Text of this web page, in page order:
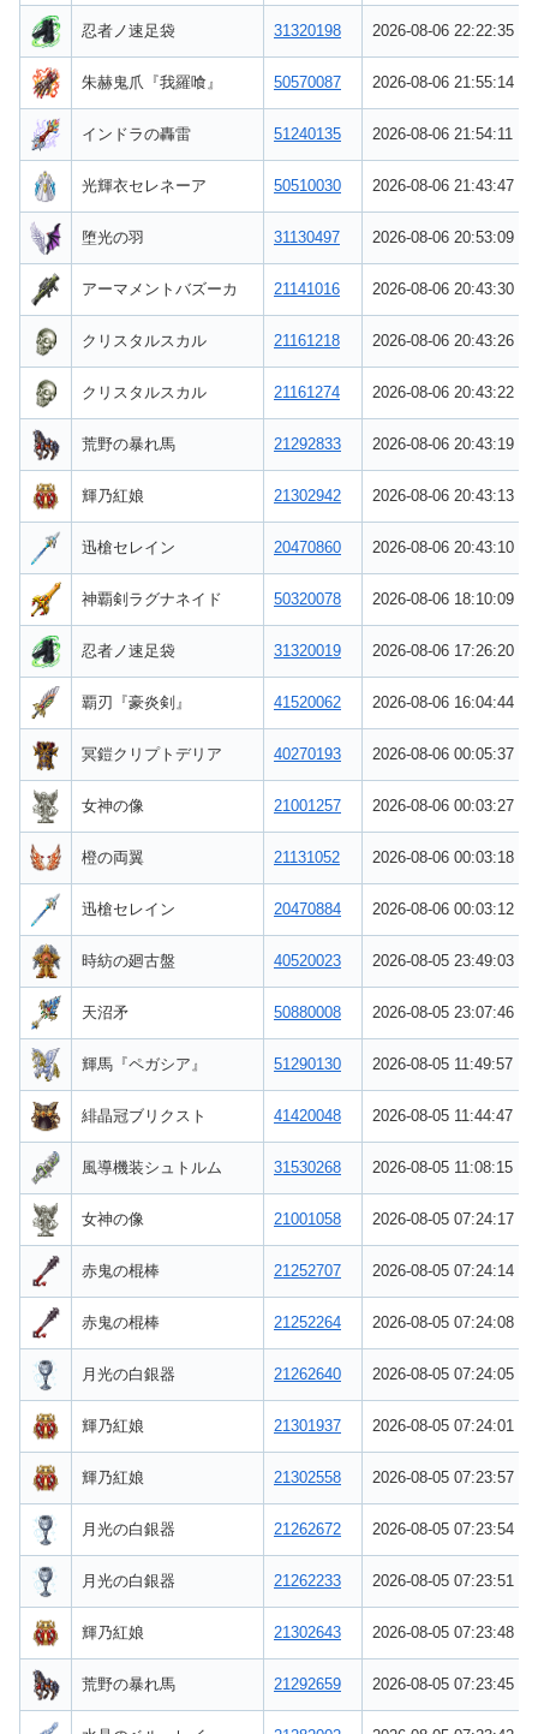
忍者ノ速足袋 31320198 2026-08-06 22:22:35
朱赫鬼爪『我羅喰』 50570087 2026-08-06 21:55:14
インドラの轟雷 51240135 2026-08-06 21:54:11
光輝衣セレネーア 50510030 2026-08-06 21:43:47
堕光の羽 31130497 2026-08-06 20:53:09
アーマメントバズーカ 21141016 2026-08-06 20:43:30
クリスタルスカル 21161218 2026-08-06 20:43:26
クリスタルスカル 21161274 2026-08-06 20:43:22
荒野の暴れ馬 21292833 2026-08-06 20:43:19
輝乃紅娘 21302942 2026-08-06 20:43:13
迅槍セレイン 20470860 2026-08-06 20:43:10
神覇剣ラグナネイド 50320078 2026-08-06 18:10:09
忍者ノ速足袋 31320019 2026-08-06 17:26:20
覇刃『豪炎剣』 41520062 2026-08-06 16:04:44
冥鎧クリプトデリア 40270193 2026-08-06 00:05:37
女神の像 21001257 2026-08-06 00:03:27
橙の両翼 21131052 2026-08-06 00:03:18
迅槍セレイン 20470884 2026-08-06 00:03:12
時紡の廻古盤 40520023 2026-08-05 23:49:03
天沼矛 50880008 2026-08-05 23:07:46
輝馬『ペガシア』 51290130 2026-08-05 11:49:57
緋晶冠ブリクスト 41420048 2026-08-05 11:44:47
風導機装シュトルム 31530268 2026-08-05 11:08:15
女神の像 21001058 2026-08-05 07:24:17
赤鬼の棍棒 21252707 2026-08-05 07:24:14
赤鬼の棍棒 21252264 2026-08-05 07:24:08
月光の白銀器 21262640 2026-08-05 07:24:05
輝乃紅娘 21301937 2026-08-05 07:24:01
輝乃紅娘 21302558 2026-08-05 07:23:57
月光の白銀器 21262672 2026-08-05 07:23:54
月光の白銀器 21262233 2026-08-05 07:23:51
輝乃紅娘 21302643 2026-08-05 07:23:48
荒野の暴れ馬 21292659 2026-08-05 07:23:45